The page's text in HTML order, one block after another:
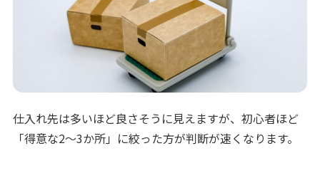
仕入れ先は多いほど良さそうに見えますが、初心者ほど
「得意な2〜3か所」に絞った方が判断が速くなります。